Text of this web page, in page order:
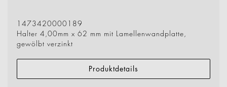
1473420000189
Halter 4,00mm x 62 mm mit Lamellenwandplatte,
gewölbt verzinkt
Produktdetails